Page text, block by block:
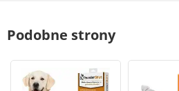
Podobne strony